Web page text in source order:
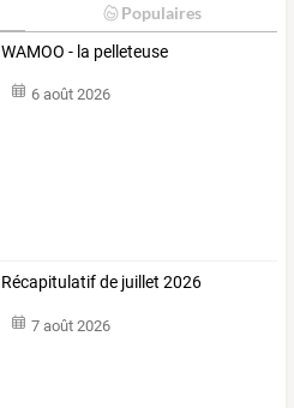
Populaires
WAMOO - la pelleteuse
6 août 2026
Récapitulatif de juillet 2026
7 août 2026